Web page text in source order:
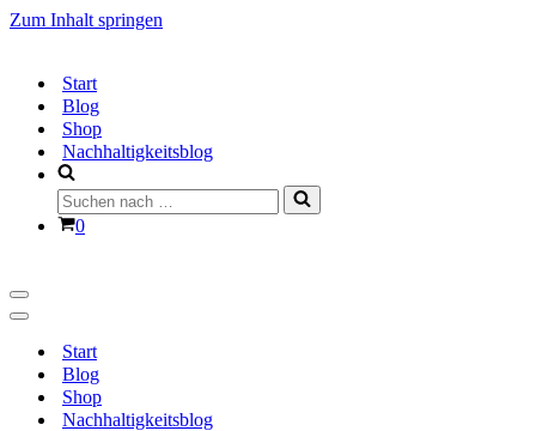
Zum Inhalt springen
Start
Blog
Shop
Nachhaltigkeitsblog
Suchen
nach …
Warenkorb
0
Navigationsmenü
Navigationsmenü
Start
Blog
Shop
Nachhaltigkeitsblog